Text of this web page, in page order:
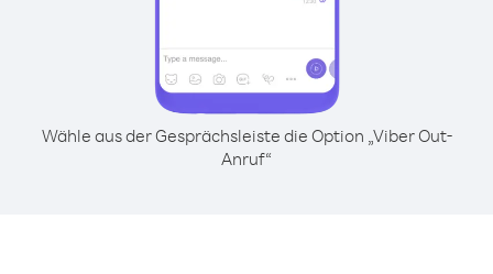
Wähle aus der Gesprächsleiste die Option „Viber Out-
Anruf“